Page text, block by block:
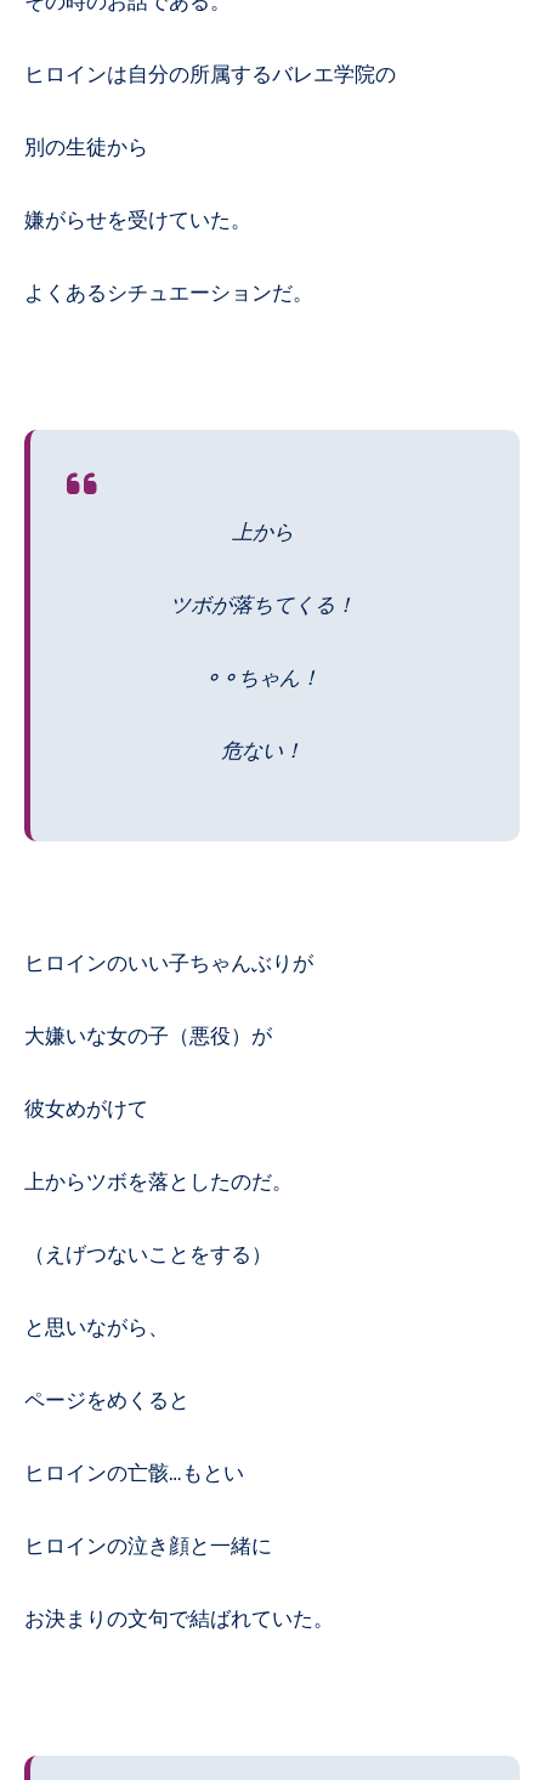
ヒロインは自分の所属するバレエ学院の
別の生徒から
嫌がらせを受けていた。
よくあるシチュエーションだ。
上から
ツボが落ちてくる！
⚬⚬ちゃん！
危ない！
ヒロインのいい子ちゃんぶりが
大嫌いな女の子（悪役）が
彼女めがけて
上からツボを落としたのだ。
（えげつないことをする）
と思いながら、
ページをめくると
ヒロインの亡骸…もとい
ヒロインの泣き顔と一緒に
お決まりの文句で結ばれていた。